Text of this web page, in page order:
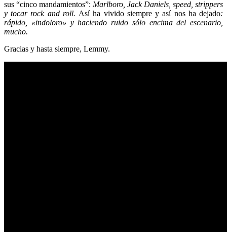
sus “cinco mandamientos”: Marlboro, Jack Daniels, speed, strippers
y tocar rock and roll. Así ha vivido siempre y así nos ha dejado:
rápido, «indoloro» y haciendo ruido sólo encima del escenario,
mucho.
Gracias y hasta siempre, Lemmy.